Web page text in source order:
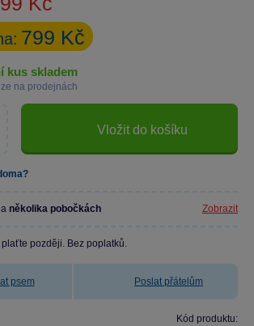
799 Kč
kus skladem
na prodejnách
Vložit do košíku
několika pobočkách Zobrazit
později. Bez poplatků.
psem Poslat přátelům
Kód produktu: